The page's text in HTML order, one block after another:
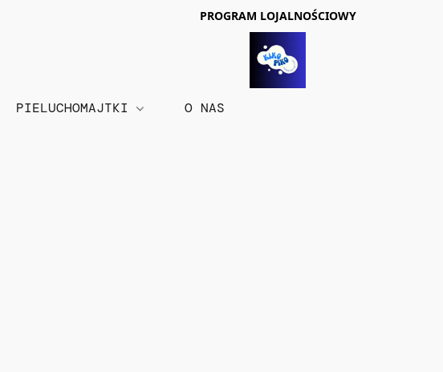
PROGRAM LOJALNOŚCIOWY
PIELUCHOMAJTKI O NAS